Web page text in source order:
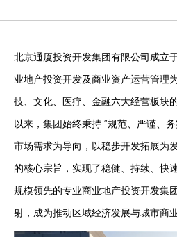
北京通厦投资开发集团有限公司成立
业地产投资开发及商业资产运营管理
技、文化、医疗、金融六大经营板块
以来，集团始终秉持 “规范、严谨、
市场需求为导向，以稳步开发拓展为
的核心宗旨，实现了稳健、持续、快
规模领先的专业商业地产投资开发集
射，成为推动区域经济发展与城市商